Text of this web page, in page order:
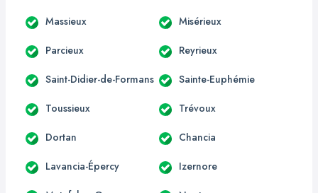
Massieux Misérieux
Parcieux Reyrieux
Saint-Didier-de-Formans Sainte-Euphémie
Toussieux Trévoux
Dortan Chancia
Lavancia-Épercy Izernore